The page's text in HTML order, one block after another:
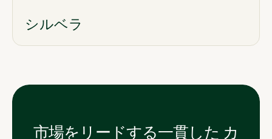
シルベラ
市場をリードする一貫した カ